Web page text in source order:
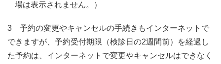
場は表示されません。）
3 予約の変更やキャンセルの手続きもインターネットで
できますが、予約受付期限（検診日の2週間前）を経過し
た予約は、インターネットで変更やキャンセルはできなく